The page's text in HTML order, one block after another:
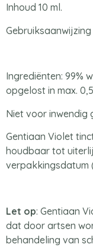
Inhoud 10 ml.
Ingrediënten: 99%
opgelost in max.
Niet voor inwendig
Gentiaan Violet
houdbaar tot
verpakkingsdatum
Let op: Gentiaan
dat door artsen
behandeling van